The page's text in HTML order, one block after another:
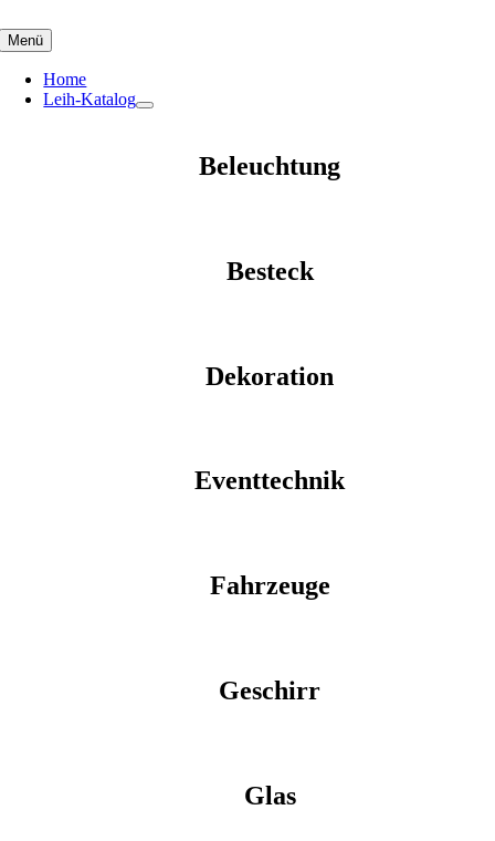
to
content
Menü
Home
Leih-Katalog
Beleuchtung
Besteck
Dekoration
Eventtechnik
Fahrzeuge
Geschirr
Glas